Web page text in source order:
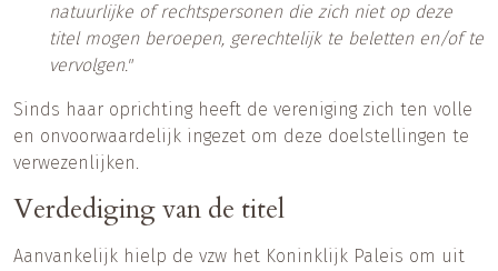
natuurlijke of rechtspersonen die zich niet op deze
titel mogen beroepen, gerechtelijk te beletten en/of te
vervolgen."
Sinds haar oprichting heeft de vereniging zich ten volle
en onvoorwaardelijk ingezet om deze doelstellingen te
verwezenlijken.
Verdediging van de titel
Aanvankelijk hielp de vzw het Koninklijk Paleis om uit